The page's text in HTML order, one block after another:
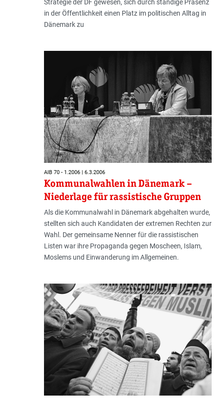
Strategie der DF gewesen, sich durch ständige Präsenz
in der Öffentlichkeit einen Platz im politischen Alltag in
Dänemark zu
AIB 70 - 1.2006 | 6.3.2006
Kommunalwahlen in Dänemark –
Niederlage für rassistische Gruppen
Als die Kommunalwahl in Dänemark abgehalten wurde,
stellten sich auch Kandidaten der extremen Rechten zur
Wahl. Der gemeinsame Nenner für die rassistischen
Listen war ihre Propaganda gegen Moscheen, Islam,
Moslems und Einwanderung im Allgemeinen.